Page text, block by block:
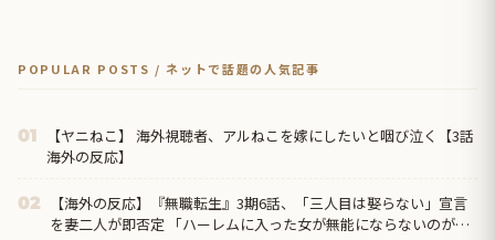
POPULAR POSTS / ネットで話題の人気記事
01
【ヤニねこ】 海外視聴者、アルねこを嫁にしたいと咽び泣く【3話
海外の反応】
02
【海外の反応】『無職転生』3期6話、「三人目は娶らない」宣言
を妻二人が即否定 「ハーレムに入った女が無能にならないのがこ